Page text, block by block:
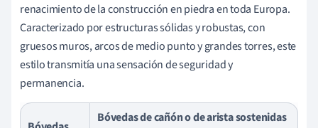
renacimiento de la construcción en piedra en toda Europa.
Caracterizado por estructuras sólidas y robustas, con
gruesos muros, arcos de medio punto y grandes torres, este
estilo transmitía una sensación de seguridad y
permanencia.
Bóvedas de cañón o de arista sostenidas